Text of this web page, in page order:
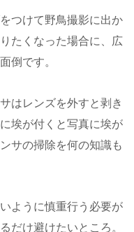
つけて野鳥撮影に出か
たくなった場合に、広
倒です。
はレンズを外すと剥き
埃が付くと写真に埃が
サの掃除を何の知識も
ように慎重行う必要が
だけ避けたいところ。